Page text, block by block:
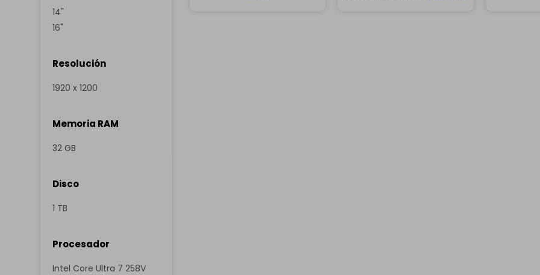
14"
16"
Resolución
1920 x 1200
Memoria RAM
32 GB
Disco
1 TB
Procesador
Intel Core Ultra 7 258V